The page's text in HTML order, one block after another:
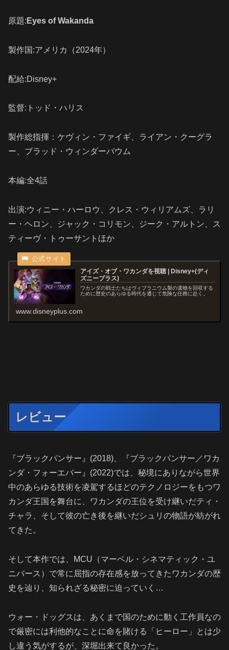
原題: Eyes of Wakanda
製作国:アメリカ（2024年）
配給:Disney+
監督:トッド・ハリス
製作総指揮：ケヴィン・ファイギ、ライアン・クーグラ
ー、ブラッド・ウィンダーバウム
本編:全4話
出演:ウィニー・ハーロウ、 クレス・ウィリアムズ、 ラリ
ー・ヘロン、
ジャック・コリモン、 ジーク・アルトン、
ス
ティーヴ・トゥーサント ほか
アイズ・オブ・ワカンダを視聴 | Disney+(ディ
ズニープラス)
ワカンダの戦士たちはヴィブラニウム製の遺物を回収する
ために歴史のあらゆる時代を通じて危険な任務に赴く。
www.disneyplus.com
レビュー
『ブラックパンサー』(2018)、『ブラックパンサー／ワカ
ンダ・フォーエバー』(2022)では、秘境にありながら世界
中のあらゆる技術を凌駕するほどのテクノロジーをもつワ
カンダ王国を舞台に、ワカンダの王位を受け継いだティ・
チャラ、そして彼の亡き後を継いだシュリの物語が紡がれ
てきた。
そして本作では、MCU（マーベル・シネマティック・ユ
ニバース）で常に屈指の存在感を放ってきたワカンダの歴
史を辿り、知られざる秘密に迫っていく…
ウォー・ドッグスは、あくまで国のために動く工作員なの
で厳密には利他的なことに命を賭ける「ヒーロー」とは少
し違う気がするが、深堀出来て良かった。